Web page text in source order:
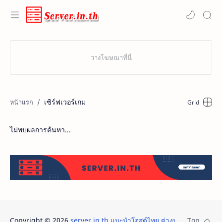
เซิร์ฟเวอร์เกม
ไม่พบผลการค้นหา...